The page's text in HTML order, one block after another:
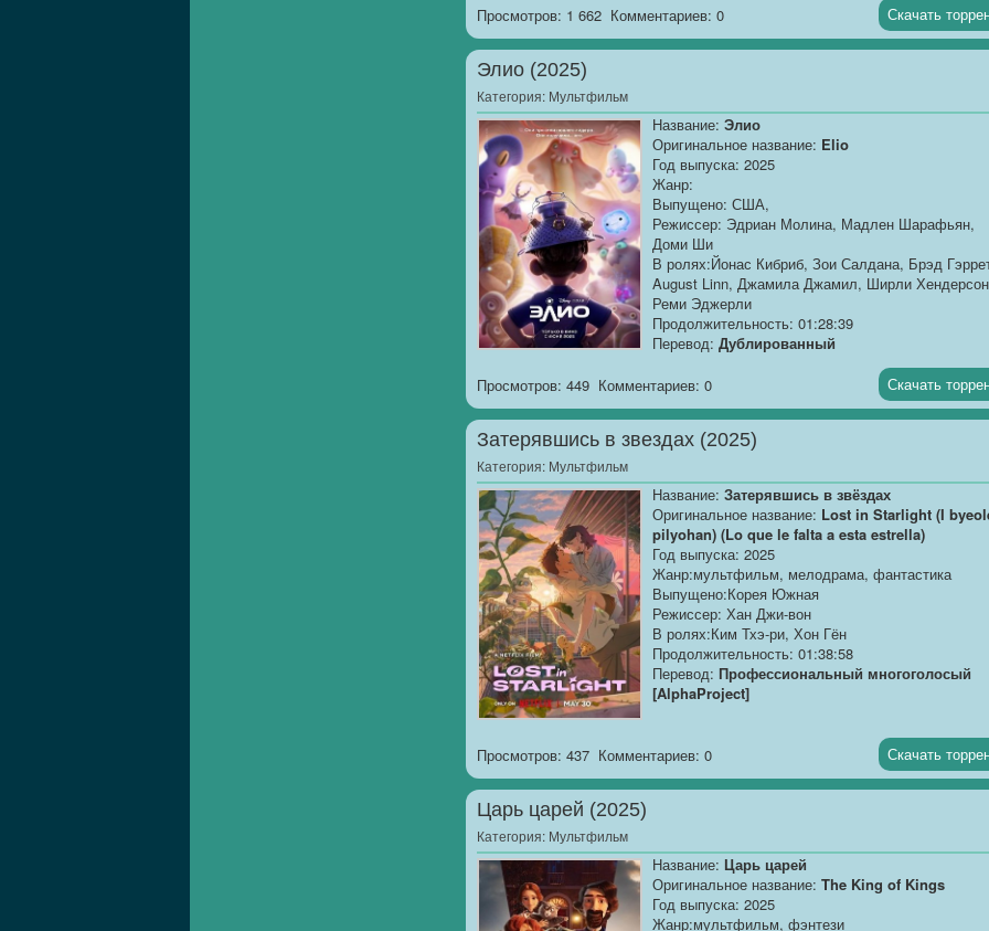
Размер: 1.37 GB
Истории трёх самых грозных воинов из разных
Просмотров: 1 662 Комментариев: 0 Скачать
Элио (2025)
Категория: Мультфильм
Название: Элио
Оригинальное название: Elio
Год выпуска: 2025
Жанр:
Выпущено: США,
Режиссер: Эдриан Молина, Мадлен Шарафьян,
Доми Ши
В ролях:Йонас Кибриб, Зои Салдана, Брэд
August Linn, Джамила Джамил, Ширли
Реми Эджерли
Продолжительность: 01:28:39
Перевод: Дублированный
Качество:
11-летний Элио, неудачник с богатой фантазией,
межпланетную организацию, объединяющую
представителей...
Просмотров: 449 Комментариев: 0 Скачать
Затерявшись в звездах (2025)
Категория: Мультфильм
Название: Затерявшись в звёздах
Оригинальное название: Lost in Starlight (I
pilyohan) (Lo que le falta a esta estrella)
Год выпуска: 2025
Жанр:мультфильм, мелодрама, фантастика
Выпущено:Корея Южная
Режиссер: Хан Джи-вон
В ролях:Ким Тхэ-ри, Хон Гён
Продолжительность: 01:38:58
Перевод: Профессиональный многоголосый
[AlphaProject]
Размер:1.37 GB
В этом романтическом мультфильме о космосе
Просмотров: 437 Комментариев: 0 Скачать
Царь царей (2025)
Категория: Мультфильм
Название: Царь царей
Оригинальное название: The King of Kings
Год выпуска: 2025
Жанр:мультфильм, фэнтези